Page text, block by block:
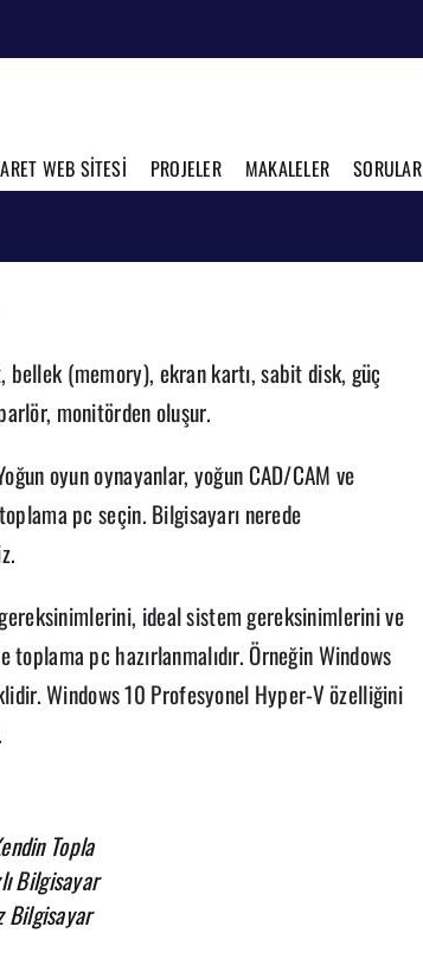
WEB SİTESİ PROJELER MAKALELER SORULAR
(memory), ekran kartı, sabit disk, güç
monitörden oluşur.
oyun oynayanlar, yoğun CAD/CAM ve
pc seçin. Bilgisayarı nerede
ideal sistem gereksinimlerini ve
toplama pc hazırlanmalıdır. Örneğin Windows
Windows 10 Profesyonel Hyper-V özelliğini
Topla
Bilgisayar
Bilgisayar